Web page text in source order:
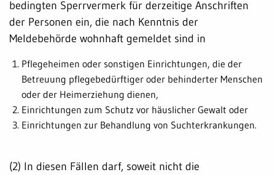
bedingten Sperrvermerk für derzeitige Anschriften
der Personen ein, die nach Kenntnis der
Meldebehörde wohnhaft gemeldet sind in
Pflegeheimen oder sonstigen Einrichtungen, die der
Betreuung pflegebedürftiger oder behinderter Menschen
oder der Heimerziehung dienen,
Einrichtungen zum Schutz vor häuslicher Gewalt oder
Einrichtungen zur Behandlung von Suchterkrankungen.
(2) In diesen Fällen darf, soweit nicht die